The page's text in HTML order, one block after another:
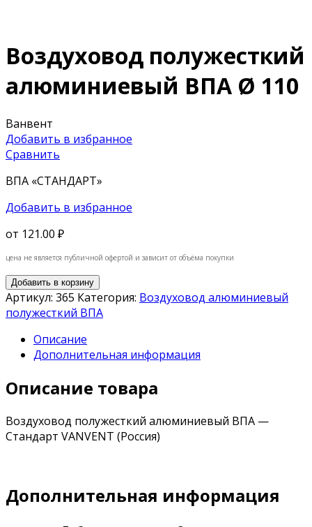
Воздуховод полужесткий
алюминиевый ВПА Ø 110
Ванвент
Добавить в избранное
Сравнить
ВПА «СТАНДАРТ»
Добавить в избранное
от 121.00 ₽
цена не является публичной офертой и зависит от объёма покупки
Добавить в корзину
Артикул: 365 Категория: Воздуховод алюминиевый
полужесткий ВПА
Описание
Дополнительная информация
Описание товара
Воздуховод полужесткий алюминиевый ВПА —
Стандарт VANVENT (Россия)
Дополнительная информация